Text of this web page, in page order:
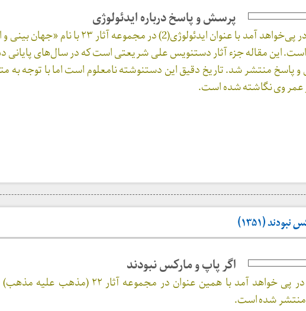
پرسش و پاسخ درباره ایدئولوژی
نوشته‌ای که در پی‌خواهد آمد با عنوان ایدئولوژی(2) در مجموعه
این مقاله جزء آثار دستنویس علی شریعتی است که در سال‌های پایانی
پاسخ منتشر شد. تاریخ دقیق این دستنوشته نامعلوم است اما با توجه به
وی نگاشته شده است.
(۱۳۵۱)
اگر پاپ و مارکس نبودند
پی خواهد آمد با همین عنوان در مجموعه آثار ۲۲
(مذهب علیه مذهب)
شده است.